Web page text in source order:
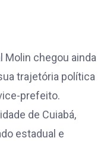
Molin chegou ainda
trajetória política
prefeito.
de Cuiabá,
estadual e